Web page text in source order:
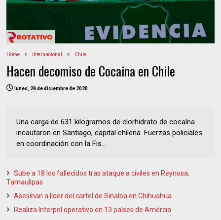
Home Internacional Chile
Hacen decomiso de Cocaina en Chile
lunes, 28 de diciembre de 2020
Una carga de 631 kilogramos de clorhidrato de cocaína
incautaron en Santiago, capital chilena. Fuerzas policiales
en coordinación con la Fis...
Sube a 18 los fallecidos tras ataque a civiles en Reynosa,
Tamaulipas
Asesinan a líder del cartel de Sinaloa en Chihuahua
Realiza Interpol operativo en 13 países de Amércia